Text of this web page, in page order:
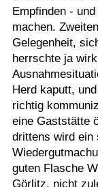
Empfinden -
machen.
Gelegenheit,
herrschte ja
Herd kaputt,
richtig
eine Gaststätte
drittens wird ein
guten Flasche
Görlitz, nicht